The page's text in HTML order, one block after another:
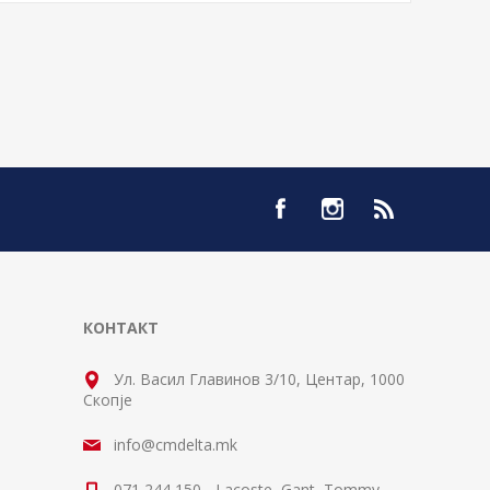
КОНТАКТ
Ул. Васил Главинов 3/10, Центар, 1000
Скопје
info@cmdelta.mk